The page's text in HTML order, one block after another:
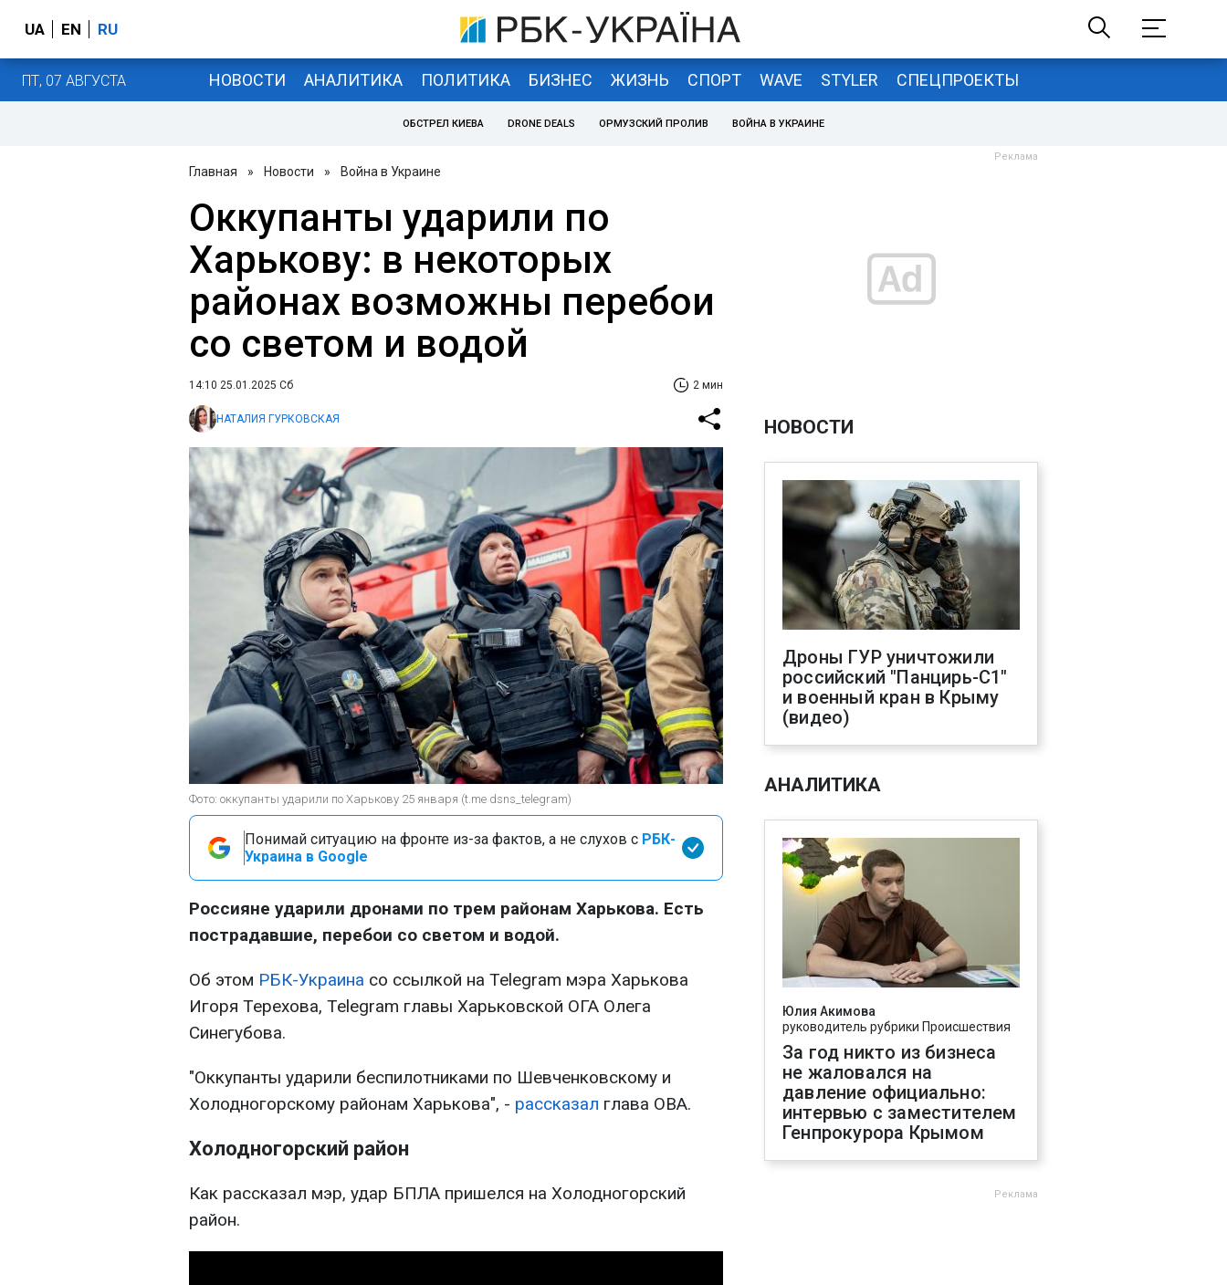
UA EN RU
ПТ, 07 АВГУСТА НОВОСТИ АНАЛИТИКА ПОЛИТИКА БИЗНЕС ЖИЗНЬ СПОРТ WAVE STYLER СПЕЦПРОЕКТЫ
ОБСТРЕЛ КИЕВА DRONE DEALS ОРМУЗСКИЙ ПРОЛИВ ВОЙНА В УКРАИНЕ
Главная » Новости » Война в Украине
Оккупанты ударили по
Харькову: в некоторых
районах возможны перебои
со светом и водой
14:10 25.01.2025 Сб 2 мин
НАТАЛИЯ ГУРКОВСКАЯ
Фото: оккупанты ударили по Харькову 25 января (t.me dsns_telegram)
Понимай ситуацию на фронте из-за фактов, а не слухов с РБК-
Украина в Google
Россияне ударили дронами по трем районам Харькова. Есть
пострадавшие, перебои со светом и водой.
Об этом РБК-Украина со ссылкой на Telegram мэра Харькова
Игоря Терехова, Telegram главы Харьковской ОГА Олега
Синегубова.
"Оккупанты ударили беспилотниками по Шевченковскому и
Холодногорскому районам Харькова", - рассказал глава ОВА.
Холодногорский район
Как рассказал мэр, удар БПЛА пришелся на Холодногорский
район.
НОВОСТИ
Дроны ГУР уничтожили
российский "Панцирь-С1"
и военный кран в Крыму
(видео)
АНАЛИТИКА
Юлия Акимова
руководитель рубрики Происшествия
За год никто из бизнеса
не жаловался на
давление официально:
интервью с заместителем
Генпрокурора Крымом